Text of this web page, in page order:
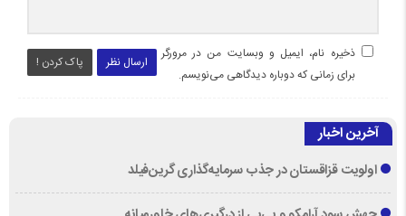
ارسال نظر پاک کردن !
ذخیره نام، ایمیل و وبسایت من در مرورگر
برای زمانی که دوباره دیدگاهی می‌نویسم.
آخرین اخبار
اولویت قزاقستان در جذب سرمایه‌گذاری گرین‌فیلد